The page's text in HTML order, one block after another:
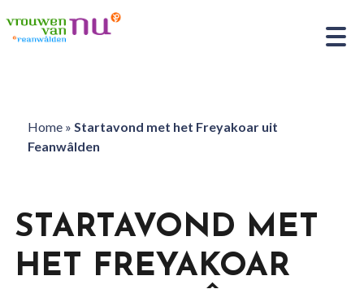
Home» Startavond met het Freyakoar uit
Feanwâlden
STARTAVOND MET
HET FREYAKOAR